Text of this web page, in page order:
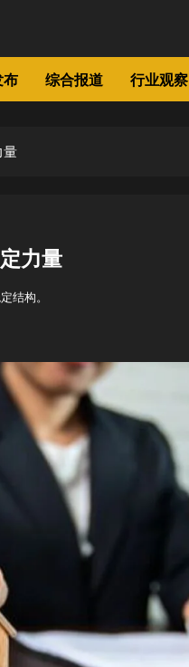
综合报道 行业观察
量
力量
结构。